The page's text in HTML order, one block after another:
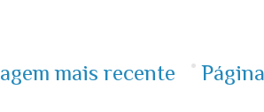
mais recente